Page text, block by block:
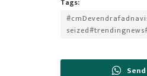
Send